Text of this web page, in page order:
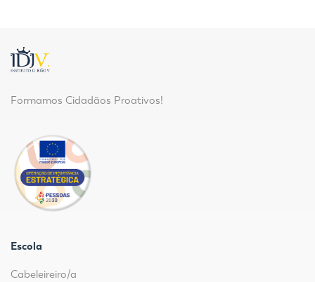
Formamos Cidadãos Proativos!
Escola
Cabeleireiro/a